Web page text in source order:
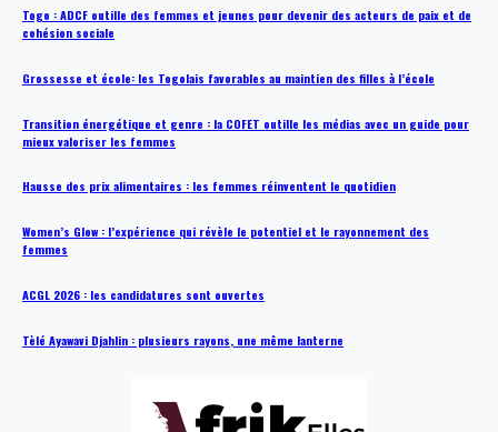
Togo : ADCF outille des femmes et jeunes pour devenir des acteurs de paix et de
cohésion sociale
Grossesse et école: les Togolais favorables au maintien des filles à l’école
Transition énergétique et genre : la COFET outille les médias avec un guide pour
mieux valoriser les femmes
Hausse des prix alimentaires : les femmes réinventent le quotidien
Women’s Glow : l’expérience qui révèle le potentiel et le rayonnement des
femmes
ACGL 2026 : les candidatures sont ouvertes
Tèlé Ayawavi Djahlin : plusieurs rayons, une même lanterne